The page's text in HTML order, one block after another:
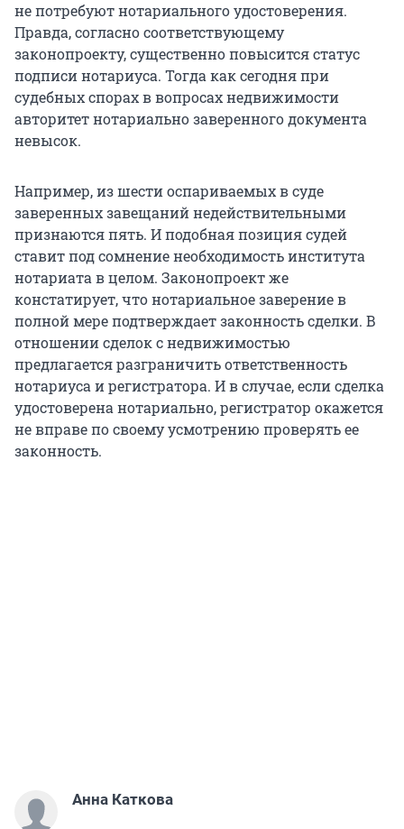
не потребуют нотариального удостоверения.
Правда, согласно соответствующему
законопроекту, существенно повысится статус
подписи нотариуса. Тогда как сегодня при
судебных спорах в вопросах недвижимости
авторитет нотариально заверенного документа
невысок.
Например, из шести оспариваемых в суде
заверенных завещаний недействительными
признаются пять. И подобная позиция судей
ставит под сомнение необходимость института
нотариата в целом. Законопроект же
констатирует, что нотариальное заверение в
полной мере подтверждает законность сделки. В
отношении сделок с недвижимостью
предлагается разграничить ответственность
нотариуса и регистратора. И в случае, если сделка
удостоверена нотариально, регистратор окажется
не вправе по своему усмотрению проверять ее
законность.
Анна Каткова